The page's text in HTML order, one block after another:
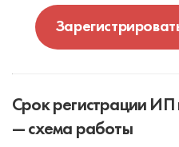
Срок регистрации
— схема работы